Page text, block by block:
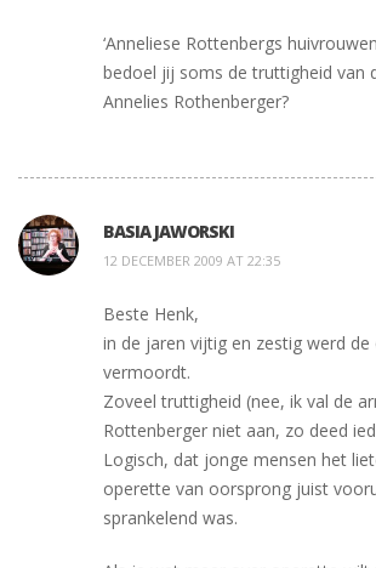
‘Anneliese Rottenbergs
bedoel jij soms de truttigheid van
Annelies Rothenberger?
BASIA JAWORSKI
12 DECEMBER 2009 AT 22:35
Beste Henk,
in de jaren vijtig en zestig werd
vermoordt.
Zoveel truttigheid (nee, ik val de
Rottenberger niet aan, zo deed
Logisch, dat jonge mensen het
operette van oorsprong juist
sprankelend was.